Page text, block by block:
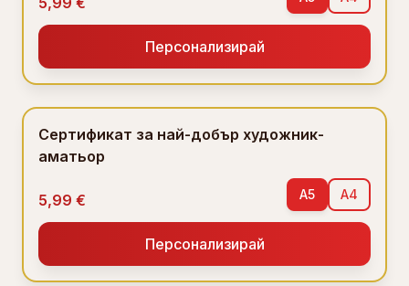
Персонализирай
Сертификат за най-добър художник-
аматьор
5,99 € A5 A4
Персонализирай